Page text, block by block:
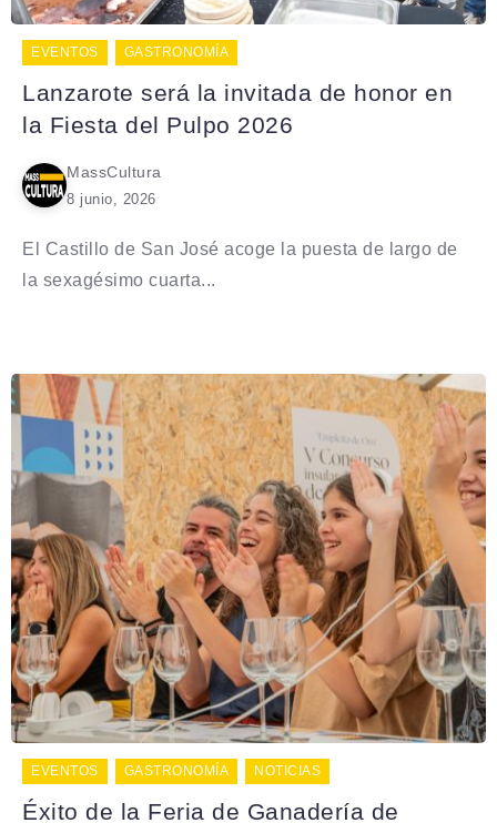
EVENTOS GASTRONOMÍA
Lanzarote será la invitada de honor en
la Fiesta del Pulpo 2026
MassCultura
8 junio, 2026
El Castillo de San José acoge la puesta de largo de
la sexagésimo cuarta...
EVENTOS GASTRONOMÍA NOTICIAS
Éxito de la Feria de Ganadería de